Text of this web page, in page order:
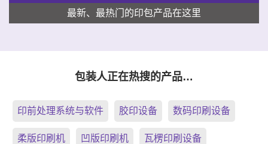
最新、最热门的印包产品在这里
包装人正在热搜的产品…
印前处理系统与软件 胶印设备 数码印刷设备
柔版印刷机 凹版印刷机 瓦楞印刷设备